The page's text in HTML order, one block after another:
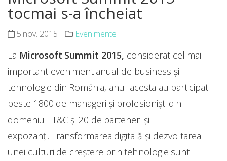
tocmai s-a încheiat
5 nov. 2015 Evenimente
La Microsoft Summit 2015, considerat cel mai
important eveniment anual de business și
tehnologie din România, anul acesta au participat
peste 1800 de manageri și profesioniști din
domeniul IT&C și 20 de parteneri și
expozanți. Transformarea digitală și dezvoltarea
unei culturi de creștere prin tehnologie sunt